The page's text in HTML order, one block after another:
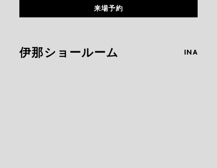
来場予約
伊那ショールーム INA